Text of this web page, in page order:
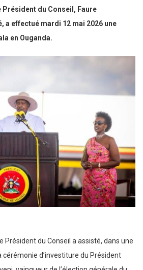
Président du Conseil, Faure
a effectué mardi 12 mai 2026 une
en Ouganda.
Président du Conseil a assisté, dans une
d’investiture du Président